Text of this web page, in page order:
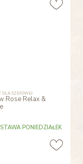
DLA SZEFOWEJ
Rose Relax &
PONIEDZIAŁEK